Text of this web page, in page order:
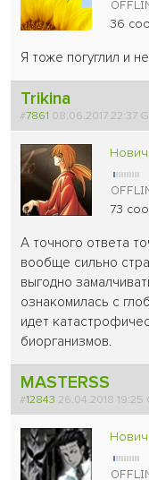
36
Я тоже погуглил и
Trikina
#7861 08.06.2017 22:37
73
А точного ответа
вообще сильно
выгодно
ознакомилась с
идет
биорганизмов.
MASTERSS
#12843 26.04.2018 19:25